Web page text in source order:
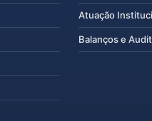
Atuação
Balanços e